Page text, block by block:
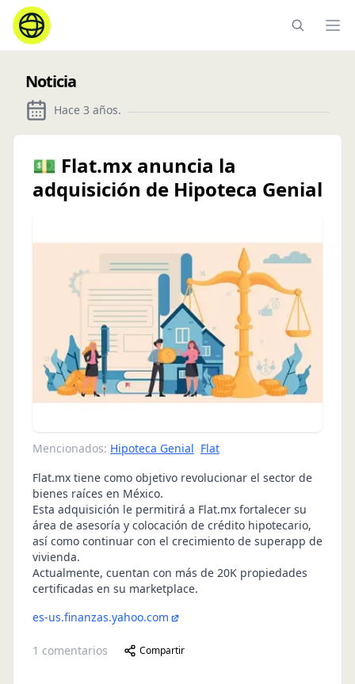
Noticia
Hace 3 años.
💵 Flat.mx anuncia la
adquisición de Hipoteca Genial
Mencionados: Hipoteca Genial Flat
Flat.mx tiene como objetivo revolucionar el sector de
bienes raíces en México.
Esta adquisición le permitirá a Flat.mx fortalecer su
área de asesoría y colocación de crédito hipotecario,
así como continuar con el crecimiento de superapp de
vivienda.
Actualmente, cuentan con más de 20K propiedades
certificadas en su marketplace.
es-us.finanzas.yahoo.com
1 comentarios Compartir